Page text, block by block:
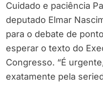
Cuidado e paciência
deputado Elmar
para o debate de
esperar o texto do
Congresso. “É
exatamente pela